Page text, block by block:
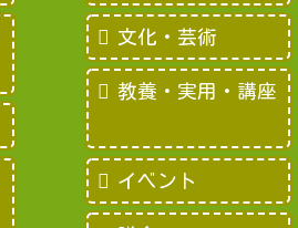
文化・芸術
教養・実用・講座
イベント